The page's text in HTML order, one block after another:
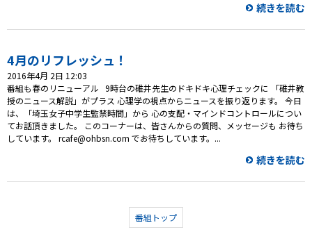
続きを読む
4月のリフレッシュ！
2016年4月 2日 12:03
番組も春のリニューアル 9時台の碓井先生のドキドキ心理チェックに 「碓井教
授のニュース解説」がプラス 心理学の視点からニュースを振り返ります。 今日
は、「埼玉女子中学生監禁時間」から 心の支配・マインドコントロールについ
てお話頂きました。 このコーナーは、皆さんからの質問、メッセージも お待ち
しています。 rcafe@ohbsn.com でお待ちしています。...
続きを読む
番組トップ